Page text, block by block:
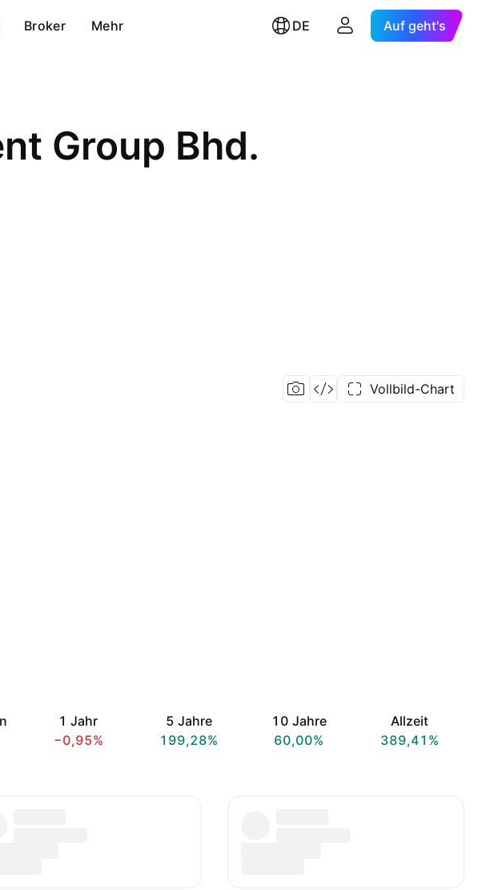
Broker Mehr DE Auf geht's
Group Bhd.
Vollbild-Chart
1 Jahr
−0,95%
5 Jahre
199,28%
10 Jahre
60,00%
Allzeit
389,41%